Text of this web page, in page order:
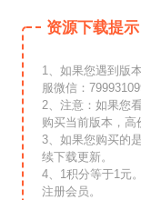
资源下载提示
1、如果您遇到版
服微信：
2、注意：如果您
购买当前版本，高
3、如果您购买的
续下载更新。
4、1积分等于1元
注册会员。